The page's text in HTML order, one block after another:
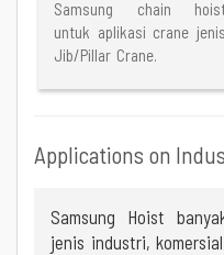
Samsung chain
untuk aplikasi crane jenis
Jib/Pillar Crane.
Applications on
Samsung Hoist
jenis industri,